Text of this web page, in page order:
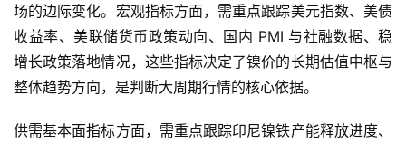
场的边际变化。宏观指标方面，需重点跟踪美元指数、美债
收益率、美联储货币政策动向、国内 PMI 与社融数据、稳
增长政策落地情况，这些指标决定了镍价的长期估值中枢与
整体趋势方向，是判断大周期行情的核心依据。
供需基本面指标方面，需重点跟踪印尼镍铁产能释放进度、